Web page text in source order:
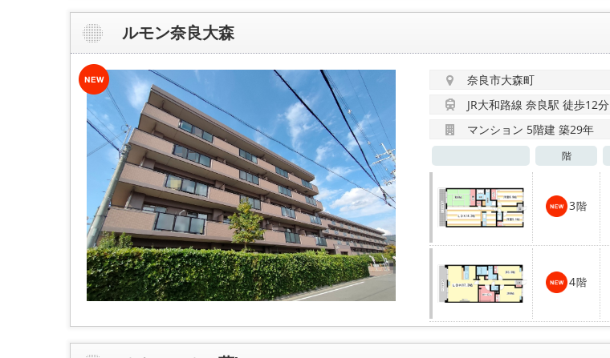
ルモン奈良大森
奈良市大森町
JR大和路線 奈良駅 徒歩12分
マンション 5階建 築29年
階
3階
4階